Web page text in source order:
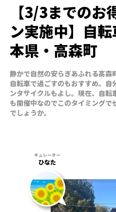
【3/3までのお
ン実施中】自
本県・高森町
静かで自然の安らぎあふれる高森
自転車で過ごすのもおすすめ。
ンタサイクルもよし。現在、自転
も開催中なのでこのタイミング
でしょうか。
ひなた